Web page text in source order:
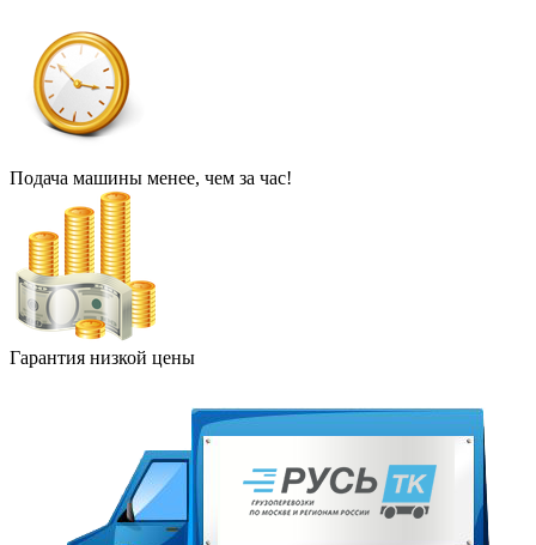
Подача машины менее, чем за час!
Гарантия низкой цены